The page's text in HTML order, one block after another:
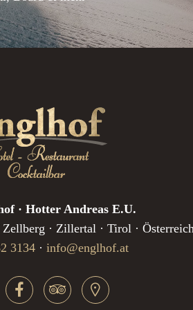
· Hotter Andreas E.U.
· Zillertal · Tirol ·
3134· info@englhof.at